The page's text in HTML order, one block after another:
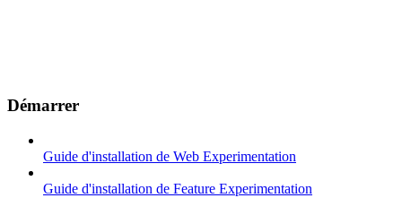
Démarrer
Guide d'installation de Web Experimentation
Guide d'installation de Feature Experimentation